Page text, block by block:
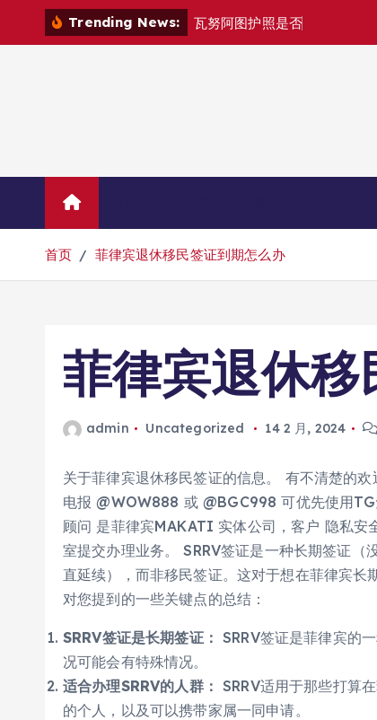
Trending News: 瓦努阿图护照是否
首页 菲律宾退休移民签证到期怎么办
菲律宾退休
admin Uncategorized 14 2 月, 2024
关于菲律宾退休移民签证的信息。 有不清楚的
电报 @WOW888 或 @BGC998 可优先使用
顾问 是菲律宾MAKATI 实体公司，客户 隐私安
室提交办理业务。 SRRV签证是一种长期签证
直延续），而非移民签证。这对于想在菲律宾
对您提到的一些关键点的总结：
SRRV签证是长期签证： SRRV签证是菲律宾的
况可能会有特殊情况。
适合办理SRRV的人群： SRRV适用于那些打算
的个人，以及可以携带家属一同申请。